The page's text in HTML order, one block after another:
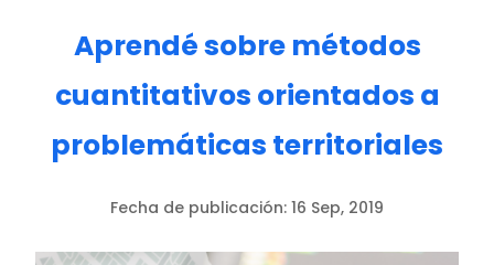
Aprendé sobre métodos
cuantitativos orientados a
problemáticas territoriales
Fecha de publicación: 16 Sep, 2019